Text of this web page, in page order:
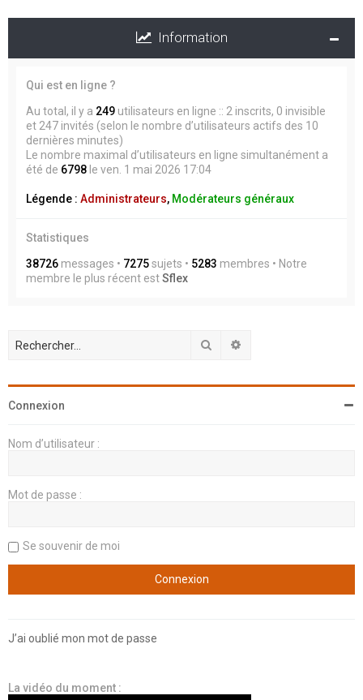
Information
Qui est en ligne ?
Au total, il y a 249 utilisateurs en ligne :: 2 inscrits, 0 invisible
et 247 invités (selon le nombre d’utilisateurs actifs des 10
dernières minutes)
Le nombre maximal d’utilisateurs en ligne simultanément a
été de 6798 le ven. 1 mai 2026 17:04
Légende : Administrateurs, Modérateurs généraux
Statistiques
38726 messages • 7275sujets • 5283 membres • Notre
membre le plus récent estSflex
Rechercher
Connexion
Nom d’utilisateur :
Mot de passe :
Se souvenir de moi
J’ai oublié mon mot de passe
La vidéo du moment :